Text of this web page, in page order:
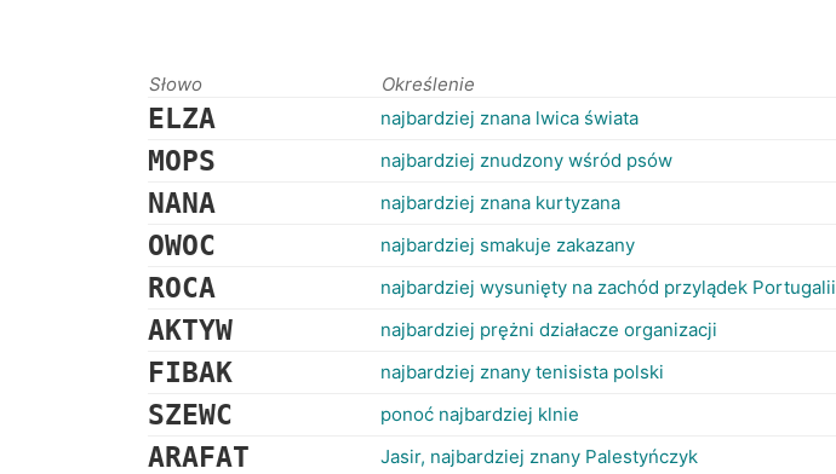
Słowo Określenie
ELZA najbardziej znana lwica świata
MOPS najbardziej znudzony wśród psów
NANA najbardziej znana kurtyzana
OWOC najbardziej smakuje zakazany
ROCA najbardziej wysunięty na zachód przylądek Portugalii
AKTYW najbardziej prężni działacze organizacji
FIBAK najbardziej znany tenisista polski
SZEWC ponoć najbardziej klnie
ARAFAT Jasir, najbardziej znany Palestyńczyk